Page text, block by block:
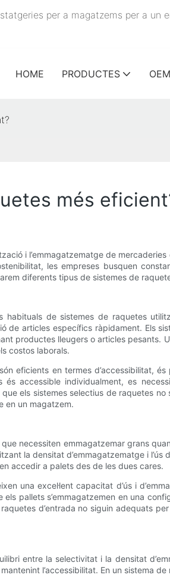
per a magatzems per a un
HOME PRODUCTES
més
i l’emmagatzematge de
les empreses busquen
diferents tipus de sistemes de
habituals de sistemes de raquetes
de articles específics ràpidament. Els
productes lleugers o articles
costos laborals.
eficients en termes d’accessibilitat,
accessible individualment, es
els sistemes selectius de raquetes
en un magatzem.
que necessiten emmagatzemar grans
la densitat d’emmagatzematge i
accedir a palets des de les dues cares.
una excel·lent capacitat d’ús i
pallets s’emmagatzemen en una
d’entrada no siguin adequats
entre la selectivitat i la densitat
l’accessibilitat. En un sistema